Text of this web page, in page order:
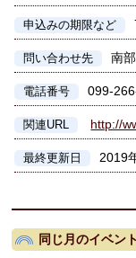
申込みの期限など
問い合わせ先 南
電話番号 099-
関連URL http://
最終更新日 2019
同じ月のイベント